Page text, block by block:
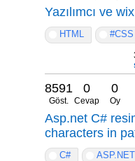
Yazılımcı ve wix
HTML #CSS
8591
Göst.
0
Cevap
0
Oy
Asp.net C#
characters in
C# ASP.NET